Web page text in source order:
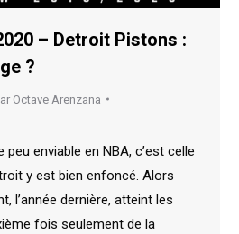
– Detroit Pistons :
?
Octave Arenzana
peu enviable en NBA, c’est celle
y est bien enfoncé. Alors
l’année dernière, atteint les
fois seulement de la